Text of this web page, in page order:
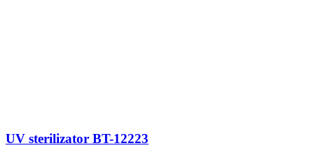
UV sterilizator BT-12223